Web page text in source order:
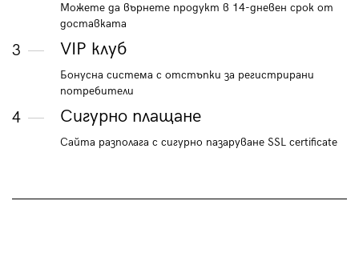
Можете да върнете продукт в 14-дневен срок от
доставката
3 VIP клуб
Бонусна система с отстъпки за регистрирани
потребители
4 Сигурно плащане
Сайта разполага с сигурно пазаруване SSL certificate